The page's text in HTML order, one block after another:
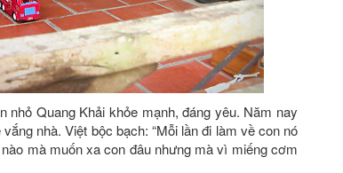
nhỏ Quang Khải khỏe mạnh, đáng yêu. Năm nay
nhà. Việt bộc bạch: “Mỗi lần đi làm về con nó
mà muốn xa con đâu nhưng mà vì miếng cơm